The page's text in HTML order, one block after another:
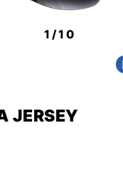
1/10
JERSEY